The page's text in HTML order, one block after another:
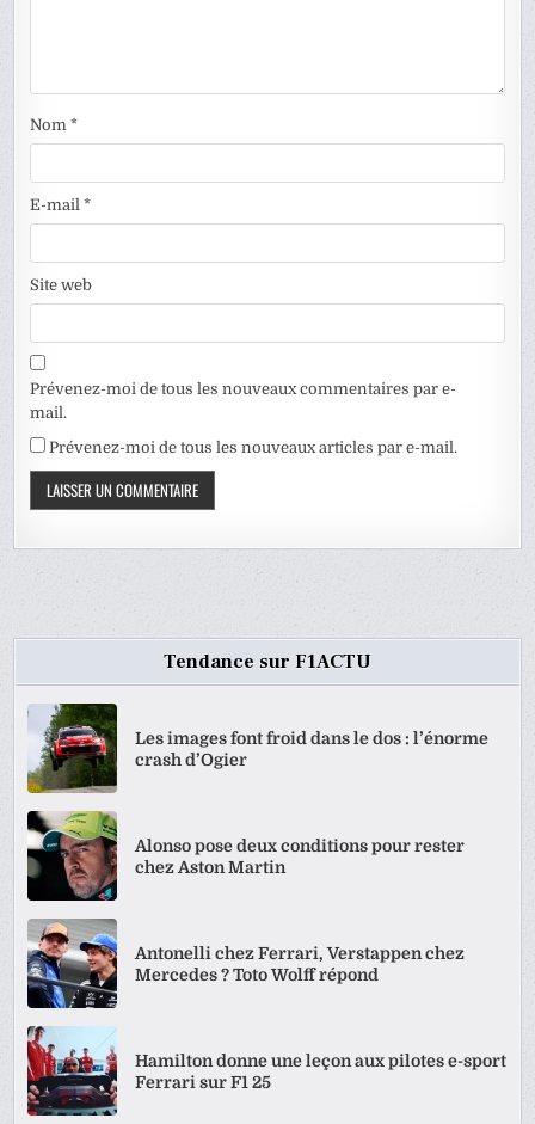
Nom*
E-mail*
Site web
Prévenez-moi de tous les nouveaux commentaires par e-
mail.
Prévenez-moi de tous les nouveaux articles par e-mail.
Tendance sur F1ACTU
Les images font froid dans le dos : l’énorme
crash d’Ogier
Alonso pose deux conditions pour rester
chez Aston Martin
Antonelli chez Ferrari, Verstappen chez
Mercedes ? Toto Wolff répond
Hamilton donne une leçon aux pilotes e-sport
Ferrari sur F1 25